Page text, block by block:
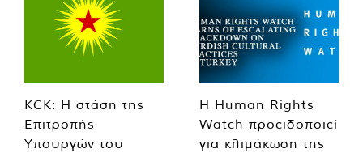
KCK: Η στάση της
Επιτροπής
Υπουργών του
Η Human Rights
Watch προειδοποιεί
για κλιμάκωση της